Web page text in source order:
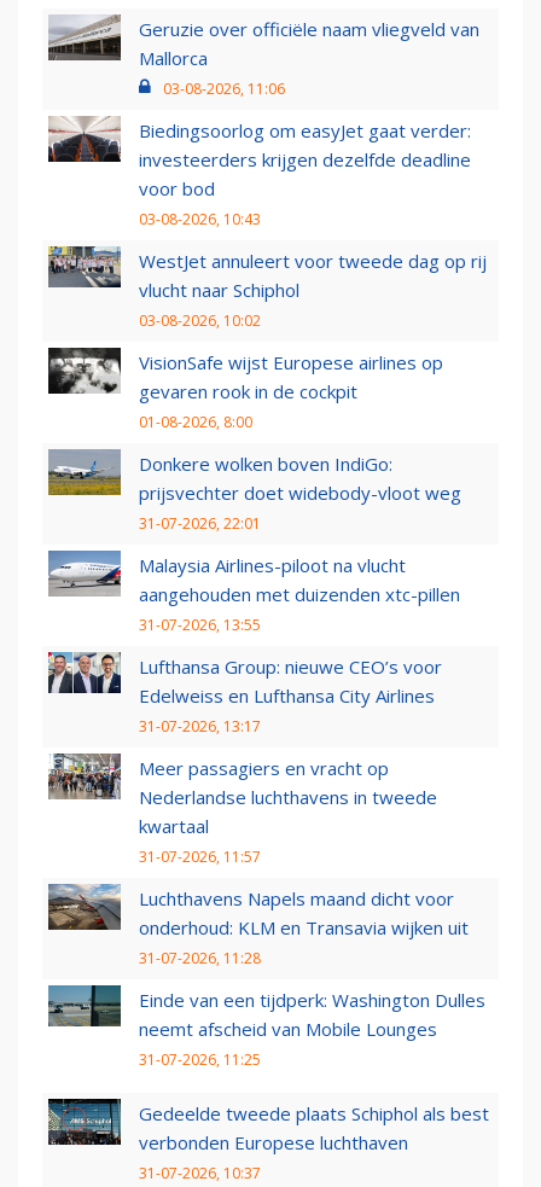
Geruzie over officiële naam vliegveld van
Mallorca
03-08-2026, 11:06
Biedingsoorlog om easyJet gaat verder:
investeerders krijgen dezelfde deadline
voor bod
03-08-2026, 10:43
WestJet annuleert voor tweede dag op rij
vlucht naar Schiphol
03-08-2026, 10:02
VisionSafe wijst Europese airlines op
gevaren rook in de cockpit
01-08-2026, 8:00
Donkere wolken boven IndiGo:
prijsvechter doet widebody-vloot weg
31-07-2026, 22:01
Malaysia Airlines-piloot na vlucht
aangehouden met duizenden xtc-pillen
31-07-2026, 13:55
Lufthansa Group: nieuwe CEO’s voor
Edelweiss en Lufthansa City Airlines
31-07-2026, 13:17
Meer passagiers en vracht op
Nederlandse luchthavens in tweede
kwartaal
31-07-2026, 11:57
Luchthavens Napels maand dicht voor
onderhoud: KLM en Transavia wijken uit
31-07-2026, 11:28
Einde van een tijdperk: Washington Dulles
neemt afscheid van Mobile Lounges
31-07-2026, 11:25
Gedeelde tweede plaats Schiphol als best
verbonden Europese luchthaven
31-07-2026, 10:37